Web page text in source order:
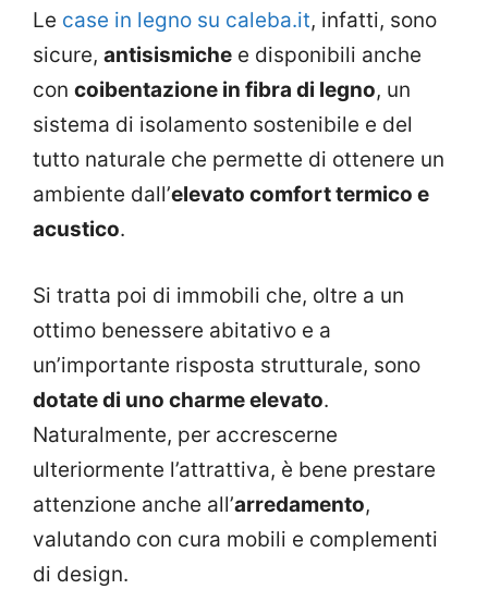
Le case in legno su caleba.it, infatti, sono
sicure, antisismiche e disponibili anche
con coibentazione in fibra di legno, un
sistema di isolamento sostenibile e del
tutto naturale che permette di ottenere un
ambiente dall’elevato comfort termico e
acustico.
Si tratta poi di immobili che, oltre a un
ottimo benessere abitativo e a
un’importante risposta strutturale, sono
dotate di uno charme elevato.
Naturalmente, per accrescerne
ulteriormente l’attrattiva, è bene prestare
attenzione anche all’arredamento,
valutando con cura mobili e complementi
di design.